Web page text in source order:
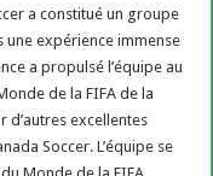
a constitué un groupe
une expérience immense
a propulsé l’équipe au
de la FIFA de la
d’autres excellentes
Soccer. L’équipe se